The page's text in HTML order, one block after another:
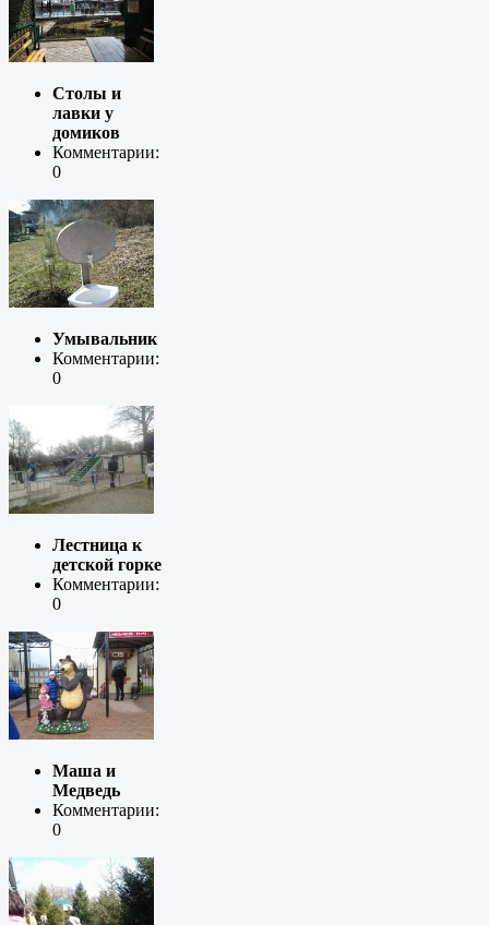
Столы и
лавки у
домиков
Комментарии:
0
Умывальник
Комментарии:
0
Лестница к
детской горке
Комментарии:
0
Маша и
Медведь
Комментарии:
0